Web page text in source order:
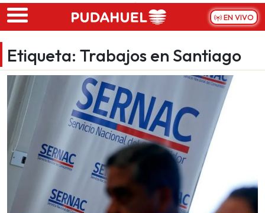
Skip to main content
EN VIVO
Etiqueta: Trabajos en Santiago